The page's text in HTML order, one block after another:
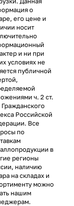
о
его цене и
носит
и ни при
условиях не
публичной
ч. 2 ст.
Гражданского
Российской
Все
по
в
регионы
наличию
на складах и
можно
нашим